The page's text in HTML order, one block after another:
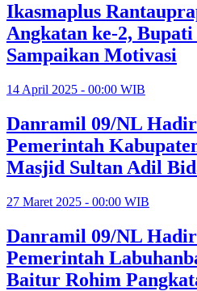
Ikasmaplus
Angkatan ke-2,
Sampaikan Motivasi
14 April 2025 - 00:00 WIB
Danramil 09/NL
Pemerintah
Masjid Sultan Adil
27 Maret 2025 - 00:00 WIB
Danramil 09/NL
Pemerintah
Baitur Rohim